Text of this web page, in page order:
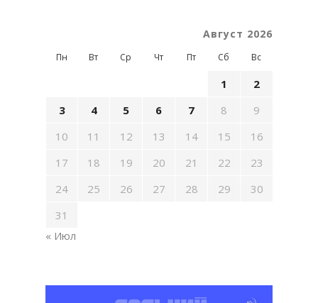
Август 2026
Пн Вт Ср Чт Пт Сб Вс
1
2
3
4 5 6 7 8
9
10
11 12 13 14 15
16
17
18 19 20 21 22
23
24
25 26 27 28 29
30
31
« Июл